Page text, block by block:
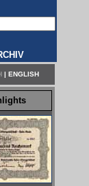
| ENGLISH